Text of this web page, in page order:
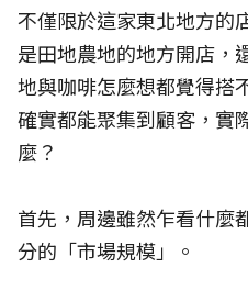
不僅限於這家東北地方的
是田地農地的地方開店，
地與咖啡怎麼想都覺得搭
確實都能聚集到顧客，實
麼？
首先，周邊雖然乍看什麼
分的「市場規模」。